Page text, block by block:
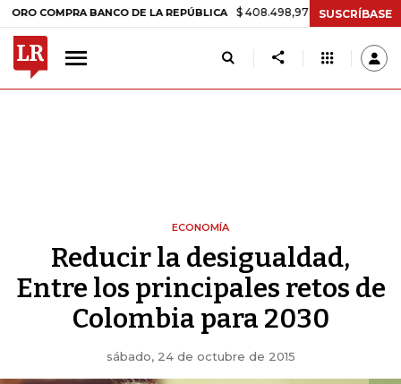
BANCO DE LA REPÚBLICA $ 408.498,97 +$ 8.753,81 +2,19%
SUSCRÍBASE
ECONOMÍA
Reducir la desigualdad,
Entre los principales retos de
Colombia para 2030
sábado, 24 de octubre de 2015